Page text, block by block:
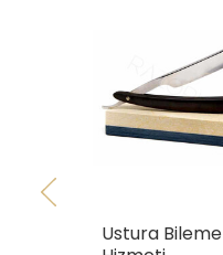
Ustura Bileme